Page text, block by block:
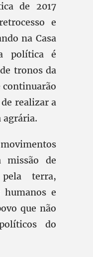
de 2017
e
na Casa
política é
tronos da
continuarão
realizar a
agrária.
missão de
terra,
humanos e
que não
do